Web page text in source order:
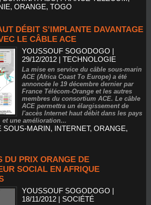
, ORANGE, TOGO
DÉBIT S’IMPLANTE DAVANTAGE
LE CÂBLE ACE
YOUSSOUF SOGODOGO |
29/12/2012 |TECHNOLOGIE
La mise en service du câble sous-marin
ACE (Africa Coast To Europe) a été
annoncée le 19 décembre dernier par
France Télécom-Orange et les autres
membres du consortium ACE. Le câble
ACE permettra un élargissement de
l'accès Internet haut débit dans les pays
une amélioration...
SOUS-MARIN, INTERNET, ORANGE,
DU PRIX ORANGE DE
SOCIAL EN AFRIQUE
YOUSSOUF SOGODOGO |
18/11/2012 | SOCIÉTÉ